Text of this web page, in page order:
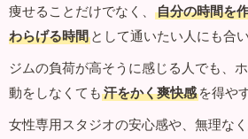
痩せることだけでなく、
自分の時間を
わらげる時間 として通いたい人にも合い
ジムの負荷が高そうに感じる人でも、
動をしなくても 汗をかく爽快感 を得や
女性専用スタジオの安心感や、無理な